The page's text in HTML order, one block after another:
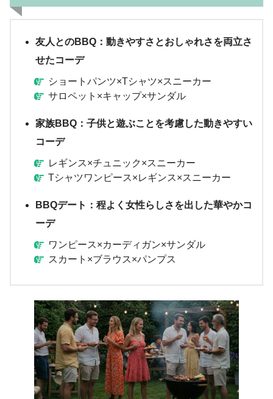
友人とのBBQ：動きやすさとおしゃれさを両立さ
せたコーデ
ショートパンツ×Tシャツ×スニーカー
サロペット×キャップ×サンダル
家族BBQ：子供と遊ぶことを考慮した動きやすい
コーデ
レギンス×チュニック×スニーカー
Tシャツワンピース×レギンス×スニーカー
BBQデート：程よく女性らしさを出した華やかコ
ーデ
ワンピース×カーディガン×サンダル
スカート×ブラウス×パンプス